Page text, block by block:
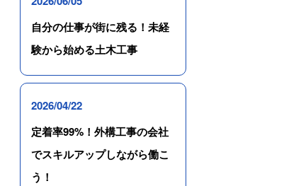
自分の仕事が街に残る！未経
験から始める土木工事
2026/04/22
定着率99%！外構工事の会社
でスキルアップしながら働こ
う！